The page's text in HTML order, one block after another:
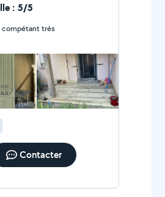
en kit (équipée )
- Lustres
- Peintures etc... -
a changer
autres... -Réparation
,petit robinet
déchèterie )
un
: 5/5
compétant trés
Contacter